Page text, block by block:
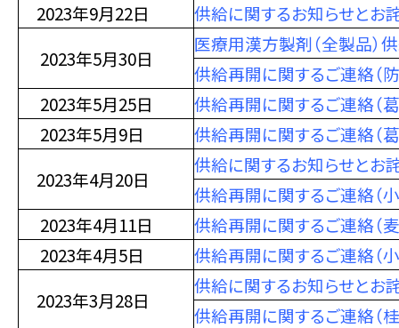
2023年9月22日
供給に関するお知らせとお
2023年5月30日
医療用漢方製剤（全製品）
供給再開に関するご連絡（
2023年5月25日
供給再開に関するご連絡（
2023年5月9日
供給再開に関するご連絡（
2023年4月20日
供給に関するお知らせとお
供給再開に関するご連絡（
2023年4月11日
供給再開に関するご連絡（
2023年4月5日
供給再開に関するご連絡（
2023年3月28日
供給に関するお知らせとお
供給再開に関するご連絡（